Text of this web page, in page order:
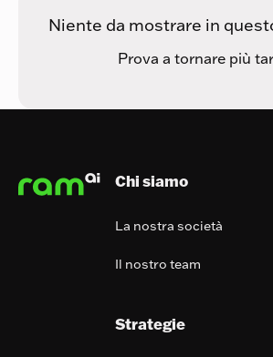
Niente da mostrare in
Prova a tornare più
Chi siamo
La nostra società
Il nostro team
Strategie